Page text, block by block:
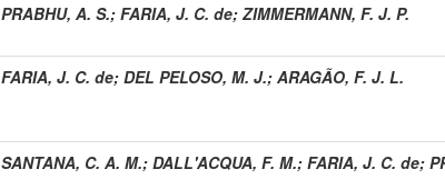
PRABHU, A. S.; FARIA, J. C. de; ZIMMERMANN, F. J. P.
FARIA, J. C. de; DEL PELOSO, M. J.; ARAGÃO, F. J. L.
SANTANA, C. A. M.; DALL'ACQUA, F. M.; FARIA, J. C. de;